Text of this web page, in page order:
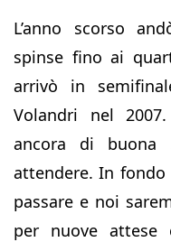
L’anno scorso
spinse fino ai
arrivò in
Volandri nel
ancora di buona
attendere. In fondo
passare e noi
per nuove attese